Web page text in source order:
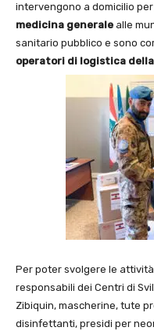
intervengono a domicilio
medicina generale alle
sanitario pubblico e sono
operatori di logistica
Per poter svolgere le
responsabili dei Centri di
Zibiquin, mascherine, tute
disinfettanti, presidi per